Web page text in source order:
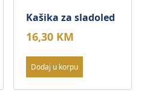
Kašika za sladoled
16,30 KM
Dodaj u korpu